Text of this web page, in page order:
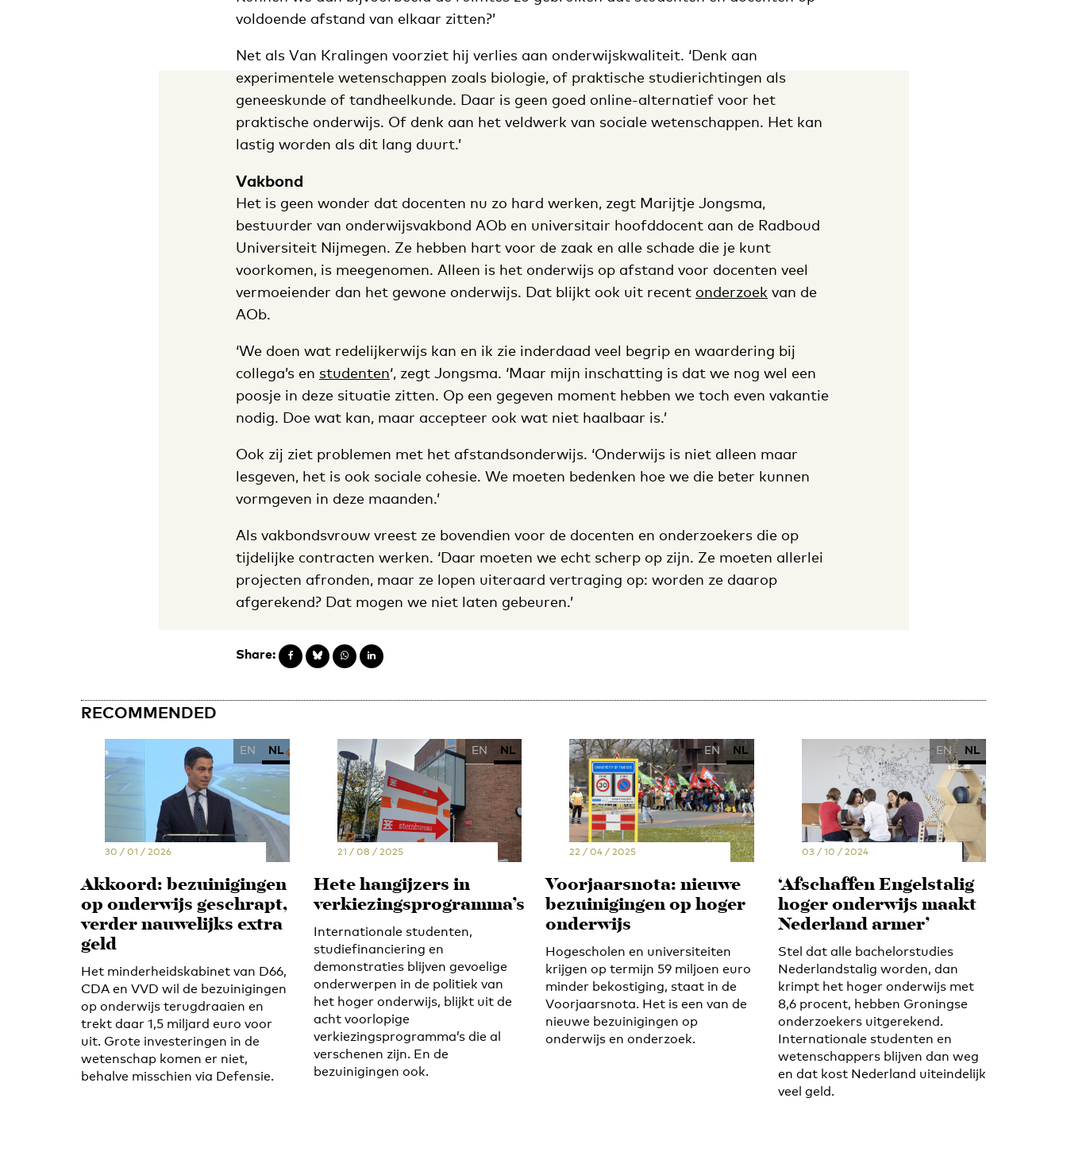
voldoende afstand van elkaar zitten?’
Net als Van Kralingen voorziet hij verlies aan onderwijskwaliteit. ‘Denk aan
experimentele wetenschappen zoals biologie, of praktische studierichtingen als
geneeskunde of tandheelkunde. Daar is geen goed online-alternatief voor het
praktische onderwijs. Of denk aan het veldwerk van sociale wetenschappen. Het kan
lastig worden als dit lang duurt.’
Vakbond
Het is geen wonder dat docenten nu zo hard werken, zegt Marijtje Jongsma,
bestuurder van onderwijsvakbond AOb en universitair hoofddocent aan de Radboud
Universiteit Nijmegen. Ze hebben hart voor de zaak en alle schade die je kunt
voorkomen, is meegenomen. Alleen is het onderwijs op afstand voor docenten veel
vermoeiender dan het gewone onderwijs. Dat blijkt ook uit recent onderzoek van de
AOb.
‘We doen wat redelijkerwijs kan en ik zie inderdaad veel begrip en waardering bij
collega’s en studenten‘, zegt Jongsma. ‘Maar mijn inschatting is dat we nog wel een
poosje in deze situatie zitten. Op een gegeven moment hebben we toch even vakantie
nodig. Doe wat kan, maar accepteer ook wat niet haalbaar is.’
Ook zij ziet problemen met het afstandsonderwijs. ‘Onderwijs is niet alleen maar
lesgeven, het is ook sociale cohesie. We moeten bedenken hoe we die beter kunnen
vormgeven in deze maanden.’
Als vakbondsvrouw vreest ze bovendien voor de docenten en onderzoekers die op
tijdelijke contracten werken. ‘Daar moeten we echt scherp op zijn. Ze moeten allerlei
projecten afronden, maar ze lopen uiteraard vertraging op: worden ze daarop
afgerekend? Dat mogen we niet laten gebeuren.’
Share:
RECOMMENDED
EN NL
30 / 01 / 2026
Akkoord: bezuinigingen
op onderwijs geschrapt,
verder nauwelijks extra
geld
Het minderheidskabinet van D66,
CDA en VVD wil de bezuinigingen
op onderwijs terugdraaien en
trekt daar 1,5 miljard euro voor
uit. Grote investeringen in de
wetenschap komen er niet,
behalve misschien via Defensie.
EN NL
21 / 08 / 2025
Hete hangijzers in
verkiezingsprogramma’s
Internationale studenten,
studiefinanciering en
demonstraties blijven gevoelige
onderwerpen in de politiek van
het hoger onderwijs, blijkt uit de
acht voorlopige
verkiezingsprogramma’s die al
verschenen zijn. En de
bezuinigingen ook.
EN NL
22 / 04 / 2025
Voorjaarsnota: nieuwe
bezuinigingen op hoger
onderwijs
Hogescholen en universiteiten
krijgen op termijn 59 miljoen euro
minder bekostiging, staat in de
Voorjaarsnota. Het is een van de
nieuwe bezuinigingen op
onderwijs en onderzoek.
EN NL
03 / 10 / 2024
‘Afschaffen Engelstalig
hoger onderwijs maakt
Nederland armer’
Stel dat alle bachelorstudies
Nederlandstalig worden, dan
krimpt het hoger onderwijs met
8,6 procent, hebben Groningse
onderzoekers uitgerekend.
Internationale studenten en
wetenschappers blijven dan weg
en dat kost Nederland uiteindelijk
veel geld.